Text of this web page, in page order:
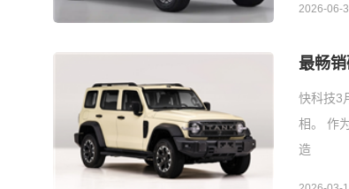
2026-06-
最畅
快科技3
相。 作
造